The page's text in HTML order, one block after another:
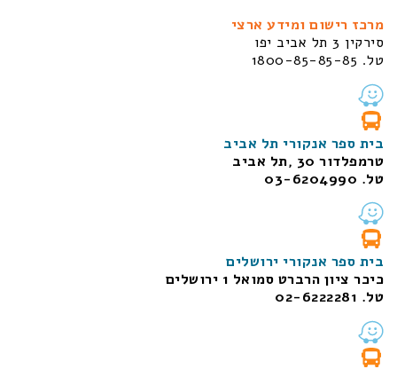
מרכז רישום ומידע ארצי
סירקין 3 תל אביב יפו
טל. 1800-85-85-85
בית ספר אנקורי תל אביב
טרמפלדור 30 ,תל אביב
טל. 03-6204990
בית ספר אנקורי ירושלים
כיכר ציון הרברט סמואל 1
ירושלים
טל. 02-6222281